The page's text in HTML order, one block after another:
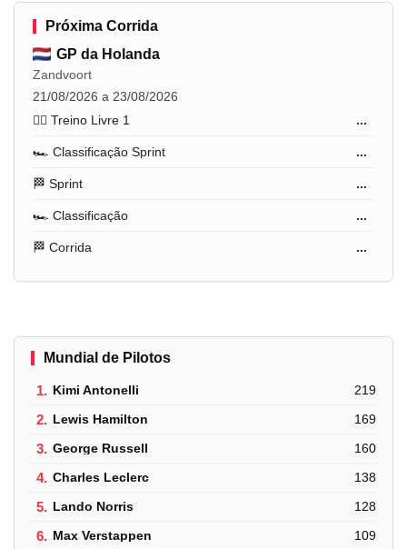
Próxima Corrida
GP da Holanda
Zandvoort
21/08/2026 a 23/08/2026
🏋️‍♂️ Treino Livre 1
...
🏎️ Classificação Sprint ...
🏁 Sprint ...
🏎️ Classificação ...
🏁 Corrida ...
Mundial de Pilotos
1. Kimi Antonelli 219
2. Lewis Hamilton 169
3. George Russell 160
4. Charles Leclerc 138
5. Lando Norris 128
6. Max Verstappen 109